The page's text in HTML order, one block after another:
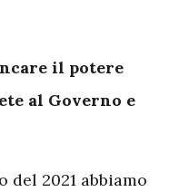
il potere
al Governo e
del 2021 abbiamo